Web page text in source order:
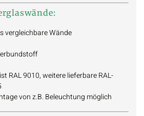
vergleichbare Wände
RAL 9010, weitere lieferbare RAL-
von z.B. Beleuchtung möglich